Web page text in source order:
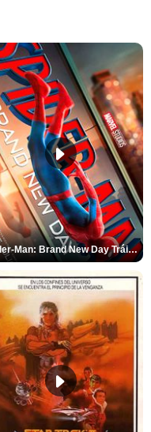
Spider-Man: Brand New Day Tráiler (3)